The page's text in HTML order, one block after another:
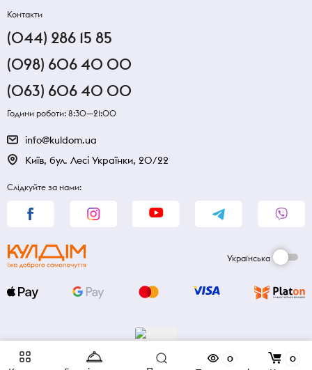
0 0
Контакти
(044) 286 15 85
(098) 606 40 00
(063) 606 40 00
Години роботи: 8:30—21:00
info@kuldom.ua
Київ, бул. Лесі Українки, 20/22
Слідкуйте за нами:
Українська